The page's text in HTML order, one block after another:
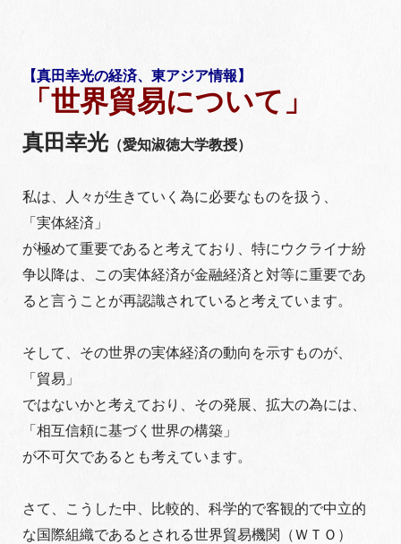
【真田幸光の経済、東アジア情報】
「世界貿易について」
真田幸光 （愛知淑徳大学教授）
私は、人々が生きていく為に必要なものを扱う、
「実体経済」
が極めて重要であると考えており、特にウクライナ紛
争以降は、この実体経済が金融経済と対等に重要であ
ると言うことが再認識されていると考えています。
そして、その世界の実体経済の動向を示すものが、
「貿易」
ではないかと考えており、その発展、拡大の為には、
「相互信頼に基づく世界の構築」
が不可欠であるとも考えています。
さて、こうした中、比較的、科学的で客観的で中立的
な国際組織であるとされる世界貿易機関（ＷＴＯ）